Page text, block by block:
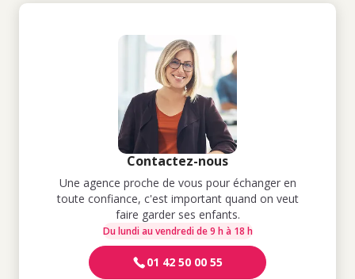
Contactez-nous
Une agence proche de vous pour échanger en
toute confiance, c'est important quand on veut
faire garder ses enfants.
Du lundi au vendredi de 9 h à 18 h
01 42 50 00 55